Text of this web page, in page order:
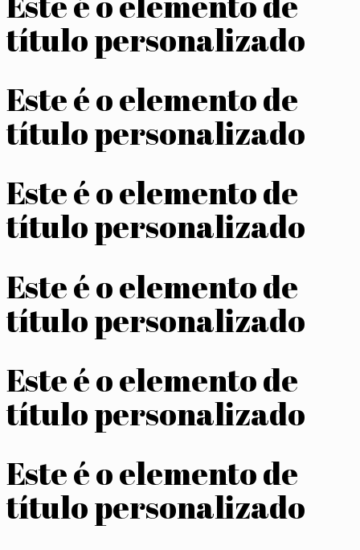
título personalizado
Este é o elemento de
título personalizado
Este é o elemento de
título personalizado
Este é o elemento de
título personalizado
Este é o elemento de
título personalizado
Este é o elemento de
título personalizado